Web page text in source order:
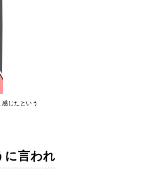
じたという
に言われ